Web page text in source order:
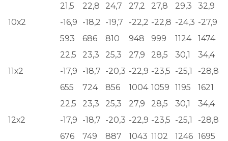
10х2
21,5 22,8 24,7 27,2 27,8 29,3
32,9
-16,9
-18,2 -19,7 -22,2 -22,8 -24,3 -27,9
593
686 810 948 999 1124 1474
11х2
22,5 23,3 25,3 27,9 28,5 30,1
34,4
-17,9
-18,7 -20,3 -22,9 -23,5 -25,1
-28,8
655
724 856 1004 1059 1195 1621
12х2
22,5 23,3 25,3 27,9 28,5 30,1
34,4
-17,9
-18,7 -20,3 -22,9 -23,5 -25,1
-28,8
676
749 887 1043 1102 1246 1695